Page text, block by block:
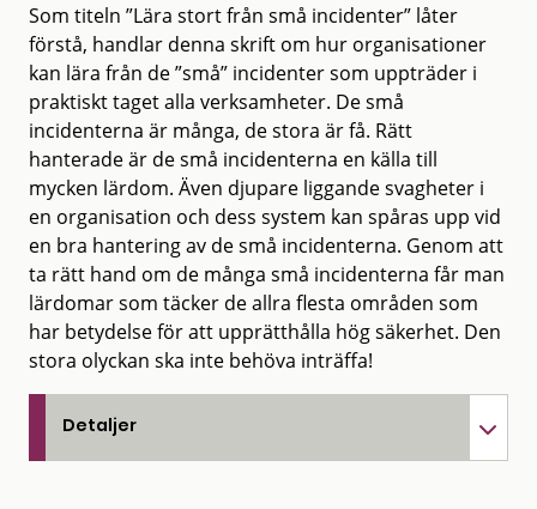
Som titeln ”Lära stort från små incidenter” låter
förstå, handlar denna skrift om hur organisationer
kan lära från de ”små” incidenter som uppträder i
praktiskt taget alla verksamheter. De små
incidenterna är många, de stora är få. Rätt
hanterade är de små incidenterna en källa till
mycken lärdom. Även djupare liggande svagheter i
en organisation och dess system kan spåras upp vid
en bra hantering av de små incidenterna. Genom att
ta rätt hand om de många små incidenterna får man
lärdomar som täcker de allra flesta områden som
har betydelse för att upprätthålla hög säkerhet. Den
stora olyckan ska inte behöva inträffa!
Detaljer